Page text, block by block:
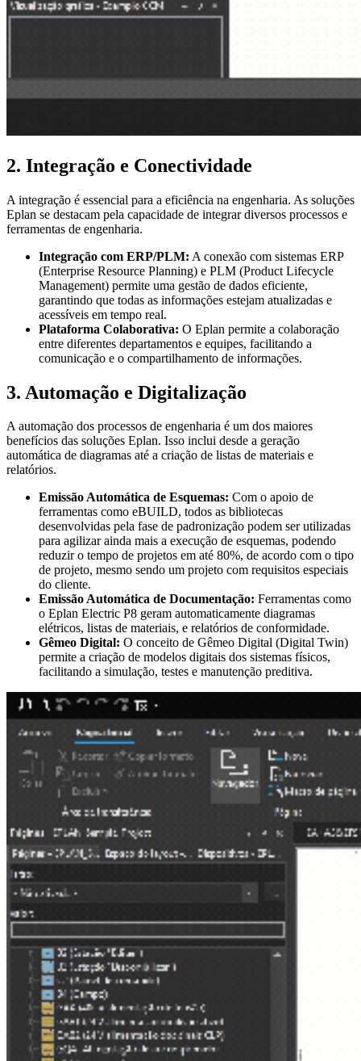
2. Integração e Conectividade
A integração é essencial para a eficiência na engenharia. As soluções
Eplan se destacam pela capacidade de integrar diversos processos e
ferramentas de engenharia.
Integração com ERP/PLM: A conexão com sistemas ERP
(Enterprise Resource Planning) e PLM (Product Lifecycle
Management) permite uma gestão de dados eficiente,
garantindo que todas as informações estejam atualizadas e
acessíveis em tempo real.
Plataforma Colaborativa: O Eplan permite a colaboração
entre diferentes departamentos e equipes, facilitando a
comunicação e o compartilhamento de informações.
3. Automação e Digitalização
A automação dos processos de engenharia é um dos maiores
benefícios das soluções Eplan. Isso inclui desde a geração
automática de diagramas até a criação de listas de materiais e
relatórios.
Emissão Automática de Esquemas: Com o apoio de
ferramentas como eBUILD, todos as bibliotecas
desenvolvidas pela fase de padronização podem ser utilizadas
para agilizar ainda mais a execução de esquemas, podendo
reduzir o tempo de projetos em até 80%, de acordo com o tipo
de projeto, mesmo sendo um projeto com requisitos especiais
do cliente.
Emissão Automática de Documentação: Ferramentas como
o Eplan Electric P8 geram automaticamente diagramas
elétricos, listas de materiais, e relatórios de conformidade.
Gêmeo Digital: O conceito de Gêmeo Digital (Digital Twin)
permite a criação de modelos digitais dos sistemas físicos,
facilitando a simulação, testes e manutenção preditiva.